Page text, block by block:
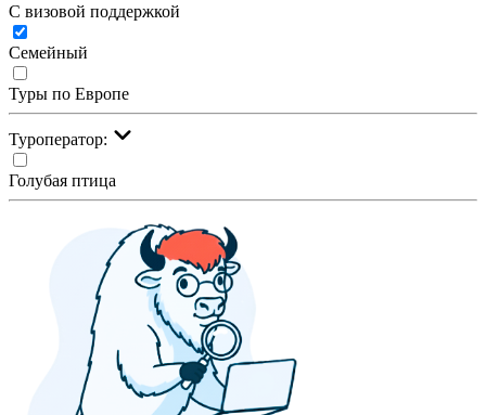
С визовой поддержкой
Семейный
Туры по Европе
Туроператор:
Голубая птица